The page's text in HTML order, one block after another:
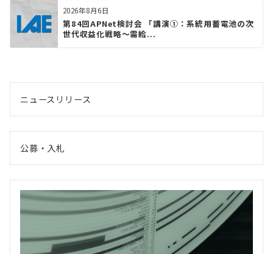
2026年8月6日
第84回APNet検討会 「講演①：系統用蓄電池の次
世代収益化戦略〜需給...
ニュースリリース
公募・入札